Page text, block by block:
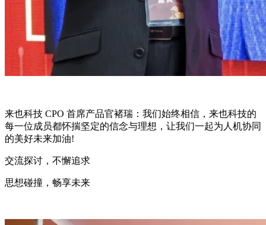
来也科技 CPO 首席产品官褚瑞：我们始终相信，来也科技的
每一位成员都怀揣坚定的信念与理想，让我们一起为人机协同
的美好未来加油!
交流探讨，不懈追求
思想碰撞，畅享未来